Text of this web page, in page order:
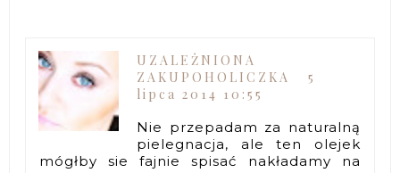
UZALEŻNIONA
ZAKUPOHOLICZKA
5
lipca 2014 10:55
Nie przepadam za naturalną
pielegnacja, ale ten olejek
mógłby sie fajnie spisać nakładamy na